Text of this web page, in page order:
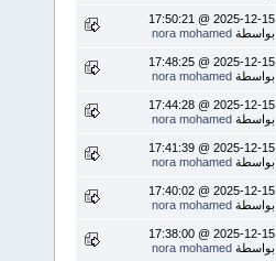
2025-12-15 @ 17:50:21
بواسطة nora mohamed
2025-12-15 @ 17:48:25
بواسطة nora mohamed
2025-12-15 @ 17:44:28
بواسطة nora mohamed
2025-12-15 @ 17:41:39
بواسطة nora mohamed
2025-12-15 @ 17:40:02
بواسطة nora mohamed
2025-12-15 @ 17:38:00
بواسطة nora mohamed